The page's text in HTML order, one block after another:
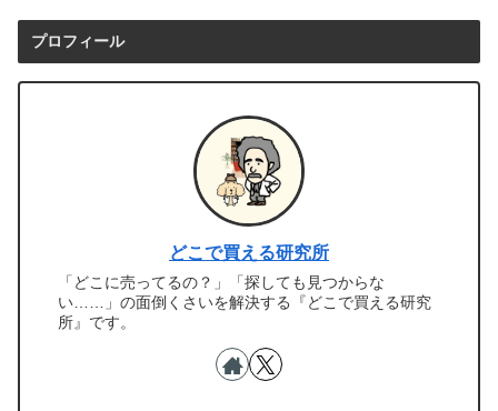
プロフィール
どこで買える研究所
「どこに売ってるの？」「探しても見つからな
い……」の面倒くさいを解決する『どこで買える研究
所』です。